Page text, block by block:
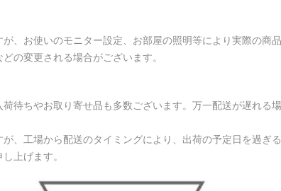
お使いのモニター設定、お部屋の照明等により実際の商
の変更される場合がございます。
待ちやお取り寄せ品も多数ございます。万一配送が遅れる
、工場から配送のタイミングにより、出荷の予定日を過ぎ
上げます。